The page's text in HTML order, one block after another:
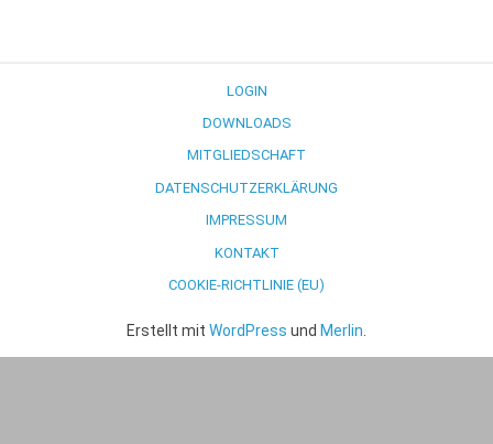
LOGIN
DOWNLOADS
MITGLIEDSCHAFT
DATENSCHUTZERKLÄRUNG
IMPRESSUM
KONTAKT
COOKIE-RICHTLINIE (EU)
Erstellt mit WordPress und Merlin.